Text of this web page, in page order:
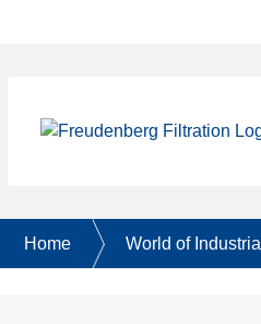
Home World of Industrial